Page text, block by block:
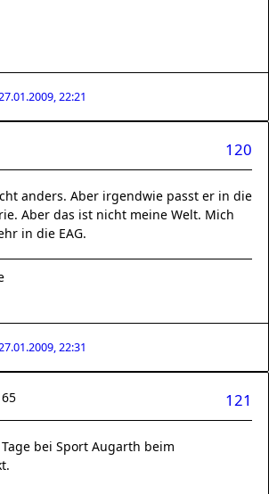
22:21
120
anders. Aber irgendwie passt er in die
Aber das ist nicht meine Welt. Mich
in die EAG.
22:31
121
bei Sport Augarth beim